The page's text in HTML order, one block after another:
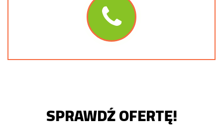
SPRAWDŹ OFERTĘ!